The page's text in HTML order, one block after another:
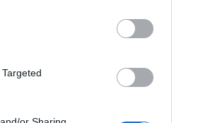
a magyarországi zsidókkal történt, arra
épülete előtt tartott holokauszt-